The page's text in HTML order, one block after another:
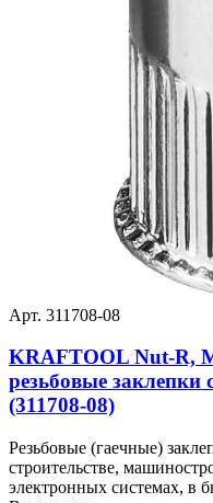
Арт. 311708-08
KRAFTOOL Nut-R,
резьбовые заклепки
(311708-08)
Резьбовые (гаечные)
строительстве,
электронных системах, в